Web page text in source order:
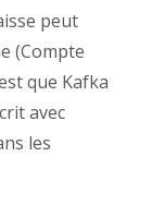
peut
(Compte
que Kafka
avec
les